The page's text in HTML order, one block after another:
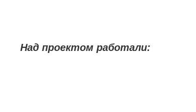
Над проектом работали: